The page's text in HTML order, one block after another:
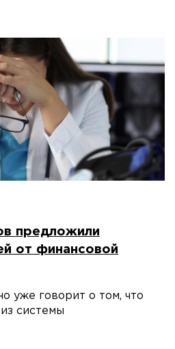
предложили
от финансовой
уже говорит о том, что
системы